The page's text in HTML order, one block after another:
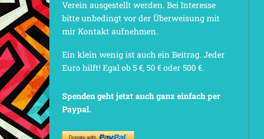
Verein ausgestellt werden. Bei Interesse
bitte unbedingt vor der Überweisung mit
mir Kontakt aufnehmen.
Ein klein wenig ist auch ein Beitrag. Jeder
Euro hilft! Egal ob 5 €, 50 € oder 500 €.
Spenden geht jetzt auch ganz einfach per
Paypal.